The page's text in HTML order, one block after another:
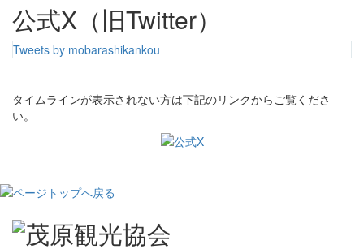
公式X（旧Twitter）
Tweets by mobarashikankou
タイムラインが表示されない方は下記のリンクからご覧くださ
い。